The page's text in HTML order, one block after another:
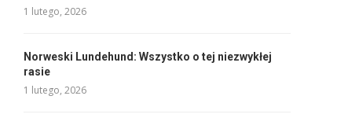
1 lutego, 2026
Norweski Lundehund: Wszystko o tej niezwykłej
rasie
1 lutego, 2026